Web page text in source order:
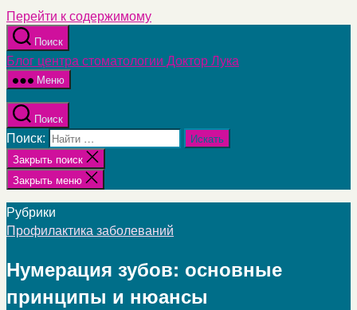
Перейти к содержимому
Поиск
Блог центра стоматологии Доктор Лука
Меню
Поиск
Поиск:
Закрыть поиск
Закрыть меню
Рубрики
Профилактика заболеваний
Нумерация зубов: основные
принципы и нюансы